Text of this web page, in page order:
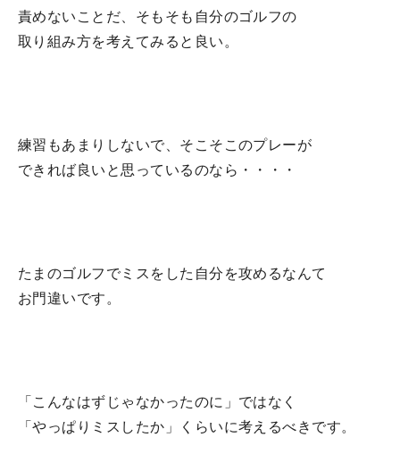
責めないことだ、そもそも自分のゴルフの
取り組み方を考えてみると良い。
練習もあまりしないで、そこそこのプレーが
できれば良いと思っているのなら・・・・
たまのゴルフでミスをした自分を攻めるなんて
お門違いです。
「こんなはずじゃなかったのに」ではなく
「やっぱりミスしたか」くらいに考えるべきです。